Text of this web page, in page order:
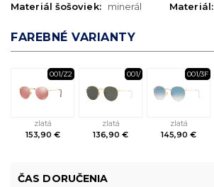
Materiál šošoviek:
minerál
Materiál:
FAREBNÉ VARIANTY
001/Z2
zlatá
153,90 €
001/
zlatá
136,90 €
001/3F
zlatá
145,90 €
ČAS DORUČENIA